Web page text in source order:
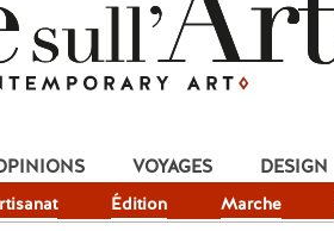
Édition Marche
VOYAGES DESIGN